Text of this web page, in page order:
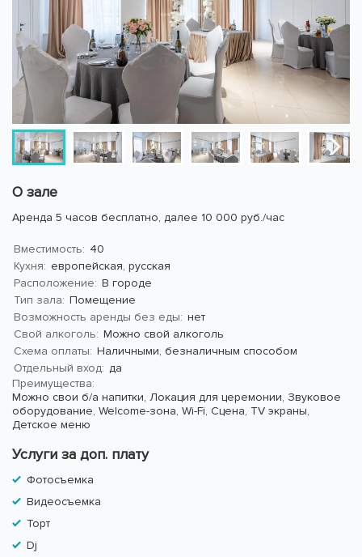
О зале
Аренда 5 часов бесплатно, далее 10 000 руб./час
Вместимость: 40
Кухня: европейская, русская
Расположение: В городе
Тип зала: Помещение
Возможность аренды без еды: нет
Свой алкоголь: Можно свой алкоголь
Схема оплаты: Наличными, безналичным способом
Отдельный вход: да
Преимущества:
Можно свои б/а напитки, Локация для церемонии, Звуковое
оборудование, Welcome-зона, Wi-Fi, Сцена, TV экраны,
Детское меню
Услуги за доп. плату
Фотосъемка
Видеосъемка
Торт
Dj